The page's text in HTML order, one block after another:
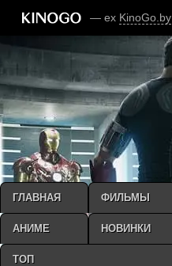
— ex KinoGo.by
ГЛАВНАЯ ФИЛЬМЫ
АНИМЕ НОВИНКИ
ТОП